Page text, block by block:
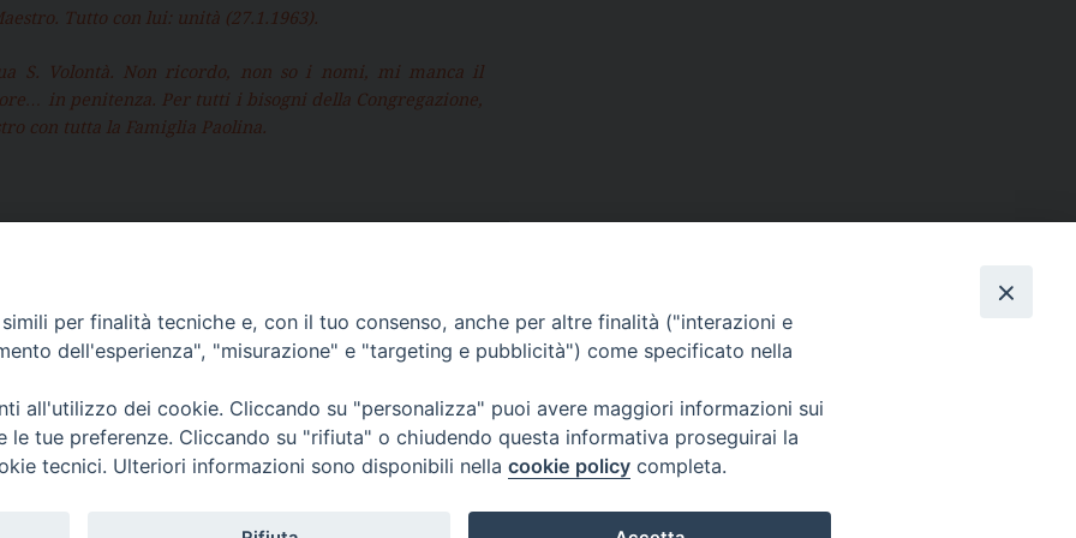
Tutto con lui: unità (27.1.1963).
S. Volontà. Non ricordo, non so i nomi, mi manca il
in penitenza. Per tutti i bisogni della Congregazione,
con tutta la Famiglia Paolina.
per finalità tecniche e, con il tuo consenso, anche per altre finalità ("interazioni e
dell'esperienza", "misurazione" e "targeting e pubblicità") come specificato nella
all'utilizzo dei cookie. Cliccando su "personalizza" puoi avere maggiori informazioni sui
le tue preferenze. Cliccando su "rifiuta" o chiudendo questa informativa proseguirai la
tecnici. Ulteriori informazioni sono disponibili nella cookie policy completa.